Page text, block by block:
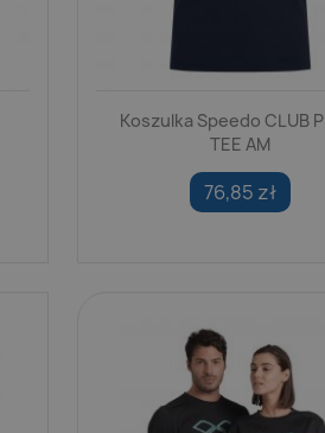
Koszulka Speedo CLUB
TEE AM
76,85 zł